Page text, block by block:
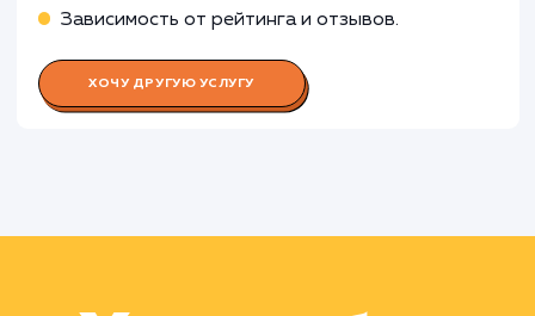
Работа Специалиста по аналитике